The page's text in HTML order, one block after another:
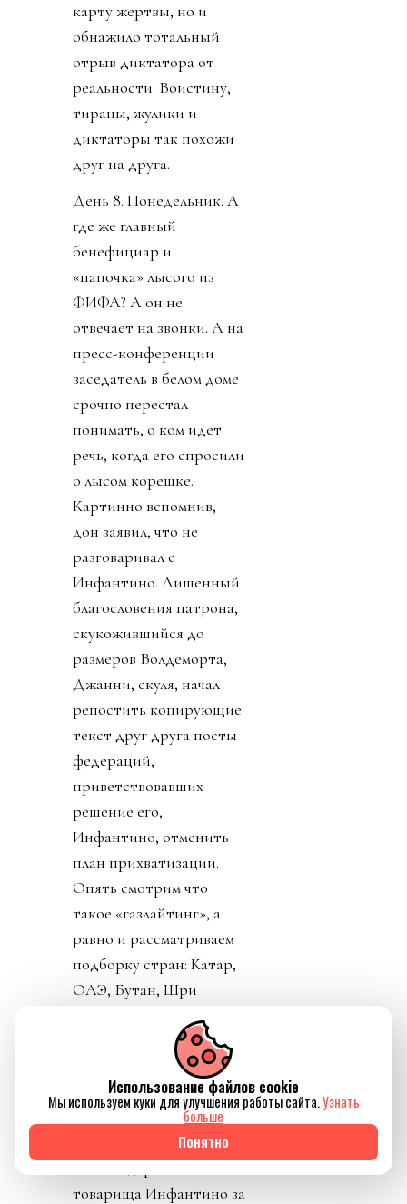
карту жертвы, но и
обнажило тотальный
отрыв диктатора от
реальности. Воистину,
тираны, жулики и
диктаторы так похожи
друг на друга.
День 8. Понедельник. А
где же главный
бенефициар и
«папочка» лысого из
ФИФА? А он не
отвечает на звонки. А на
пресс-конференции
заседатель в белом доме
срочно перестал
понимать, о ком идет
речь, когда его спросили
о лысом корешке.
Картинно вспомнив,
дон заявил, что не
разговаривал с
Инфантино. Лишенный
благословения патрона,
скукожившийся до
размеров Волдеморта,
Джанни, скуля, начал
репостить копирующие
текст друг друга посты
федераций,
приветствовавших
решение его,
Инфантино, отменить
план прихватизации.
Опять смотрим что
такое «газлайтинг», а
равно и рассматриваем
подборку стран: Катар,
ОАЭ, Бутан, Шри
Федерация футбола
Конго пришла тоже
уточнить, где за
поддержку Инфантино
им выдадут их взятку и
товарища Инфантино за
Использование файлов cookie
Мы используем куки для улучшения работы сайта.Узнать
больше
Понятно